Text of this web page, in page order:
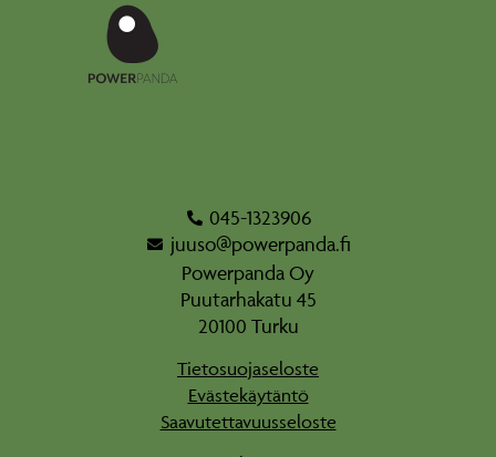
045-1323906
juuso@powerpanda.fi
Powerpanda Oy
Puutarhakatu 45
20100 Turku
Tietosuojaseloste
Evästekäytäntö
Saavutettavuusseloste